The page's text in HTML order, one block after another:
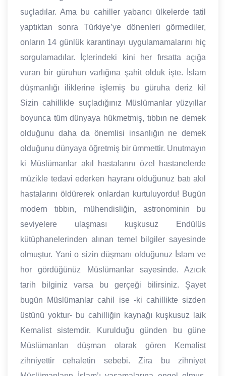
suçladılar. Ama bu cahiller yabancı ülkelerde tatil
yaptıktan sonra Türkiye’ye dönenleri görmediler,
onların 14 günlük karantinayı uygulamamalarını hiç
sorgulamadılar. İçlerindeki kini her fırsatta açığa
vuran bir güruhun varlığına şahit olduk işte. İslam
düşmanlığı iliklerine işlemiş bu güruha deriz ki!
Sizin cahillikle suçladığınız Müslümanlar yüzyıllar
boyunca tüm dünyaya hükmetmiş, tıbbın ne demek
olduğunu daha da önemlisi insanlığın ne demek
olduğunu dünyaya öğretmiş bir ümmettir. Unutmayın
ki Müslümanlar akıl hastalarını özel hastanelerde
müzikle tedavi ederken hayranı olduğunuz batı akıl
hastalarını öldürerek onlardan kurtuluyordu! Bugün
modern tıbbın, mühendisliğin, astronominin bu
seviyelere ulaşması kuşkusuz Endülüs
kütüphanelerinden alınan temel bilgiler sayesinde
olmuştur. Yani o sizin düşmanı olduğunuz İslam ve
hor gördüğünüz Müslümanlar sayesinde. Azıcık
tarih bilginiz varsa bu gerçeği bilirsiniz. Şayet
bugün Müslümanlar cahil ise -ki cahillikte sizden
üstünü yoktur- bu cahilliğin kaynağı kuşkusuz laik
Kemalist sistemdir. Kurulduğu günden bu güne
Müslümanları düşman olarak gören Kemalist
zihniyettir cehaletin sebebi. Zira bu zihniyet